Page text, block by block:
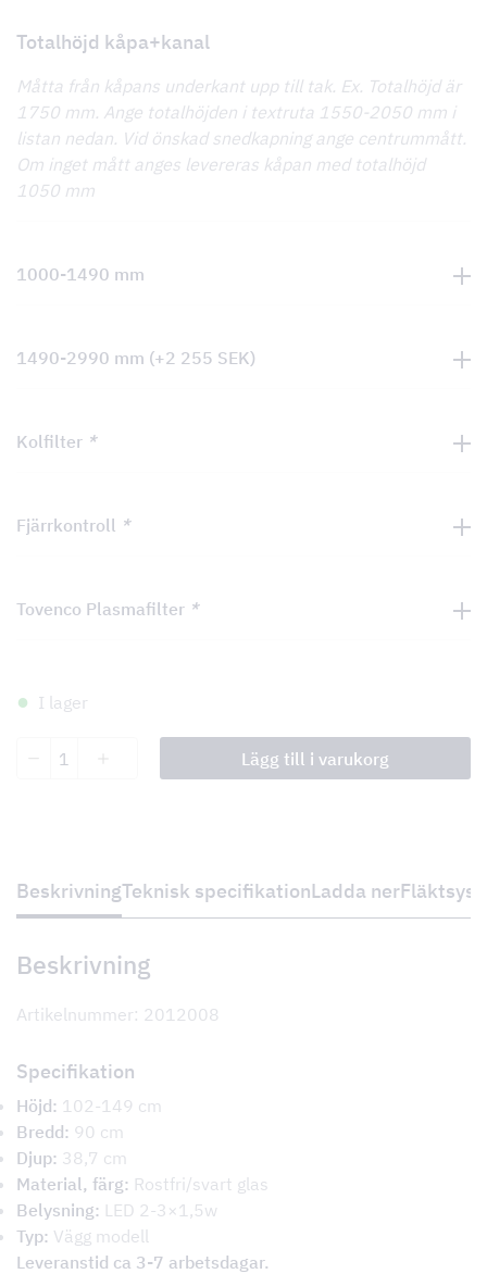
Totalhöjd kåpa+kanal
Måtta från kåpans underkant upp till tak. Ex. Totalhöjd är
1750 mm. Ange totalhöjden i textruta 1550-2050 mm i
listan nedan. Vid önskad snedkapning ange centrummått.
Om inget mått anges levereras kåpan med totalhöjd
1050 mm
1000-1490 mm
1490-2990 mm (+2 255 SEK)
Kolfilter *
Fjärrkontroll *
Tovenco Plasmafilter *
I lager
mängd
Lägg till i varukorg
BeskrivningTeknisk specifikationLadda ner
Beskrivning
Artikelnummer: 2012008
Specifikation
Höjd: 102-149 cm
Bredd: 90 cm
Djup: 38,7 cm
Material, färg: Rostfri/svart glas
Belysning: LED 2-3×1,5w
Typ: Vägg modell
Leveranstid ca 3-7 arbetsdagar.